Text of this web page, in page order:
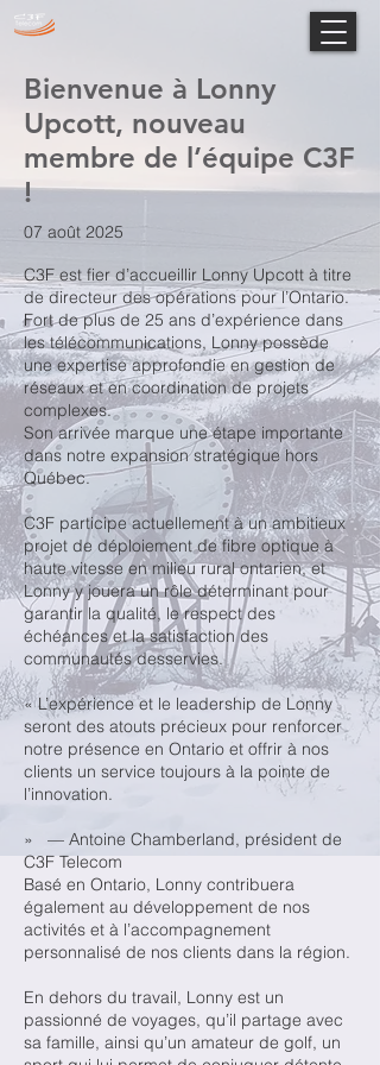
Bienvenue à Lonny
Upcott, nouveau
membre de l’équipe C3F
!
07 août 2025
C3F est fier d’accueillir Lonny Upcott à titre
de directeur des opérations pour l’Ontario.
Fort de plus de 25 ans d’expérience dans
les télécommunications, Lonny possède
une expertise approfondie en gestion de
réseaux et en coordination de projets
complexes.
Son arrivée marque une étape importante
dans notre expansion stratégique hors
Québec.
C3F participe actuellement à un ambitieux
projet de déploiement de fibre optique à
haute vitesse en milieu rural ontarien, et
Lonny y jouera un rôle déterminant pour
garantir la qualité, le respect des
échéances et la satisfaction des
communautés desservies.
« L’expérience et le leadership de Lonny
seront des atouts précieux pour renforcer
notre présence en Ontario et offrir à nos
clients un service toujours à la pointe de
l’innovation.
» — Antoine Chamberland, président de
C3F Telecom
Basé en Ontario, Lonny contribuera
également au développement de nos
activités et à l’accompagnement
personnalisé de nos clients dans la région.
En dehors du travail, Lonny est un
passionné de voyages, qu’il partage avec
sa famille, ainsi qu’un amateur de golf, un